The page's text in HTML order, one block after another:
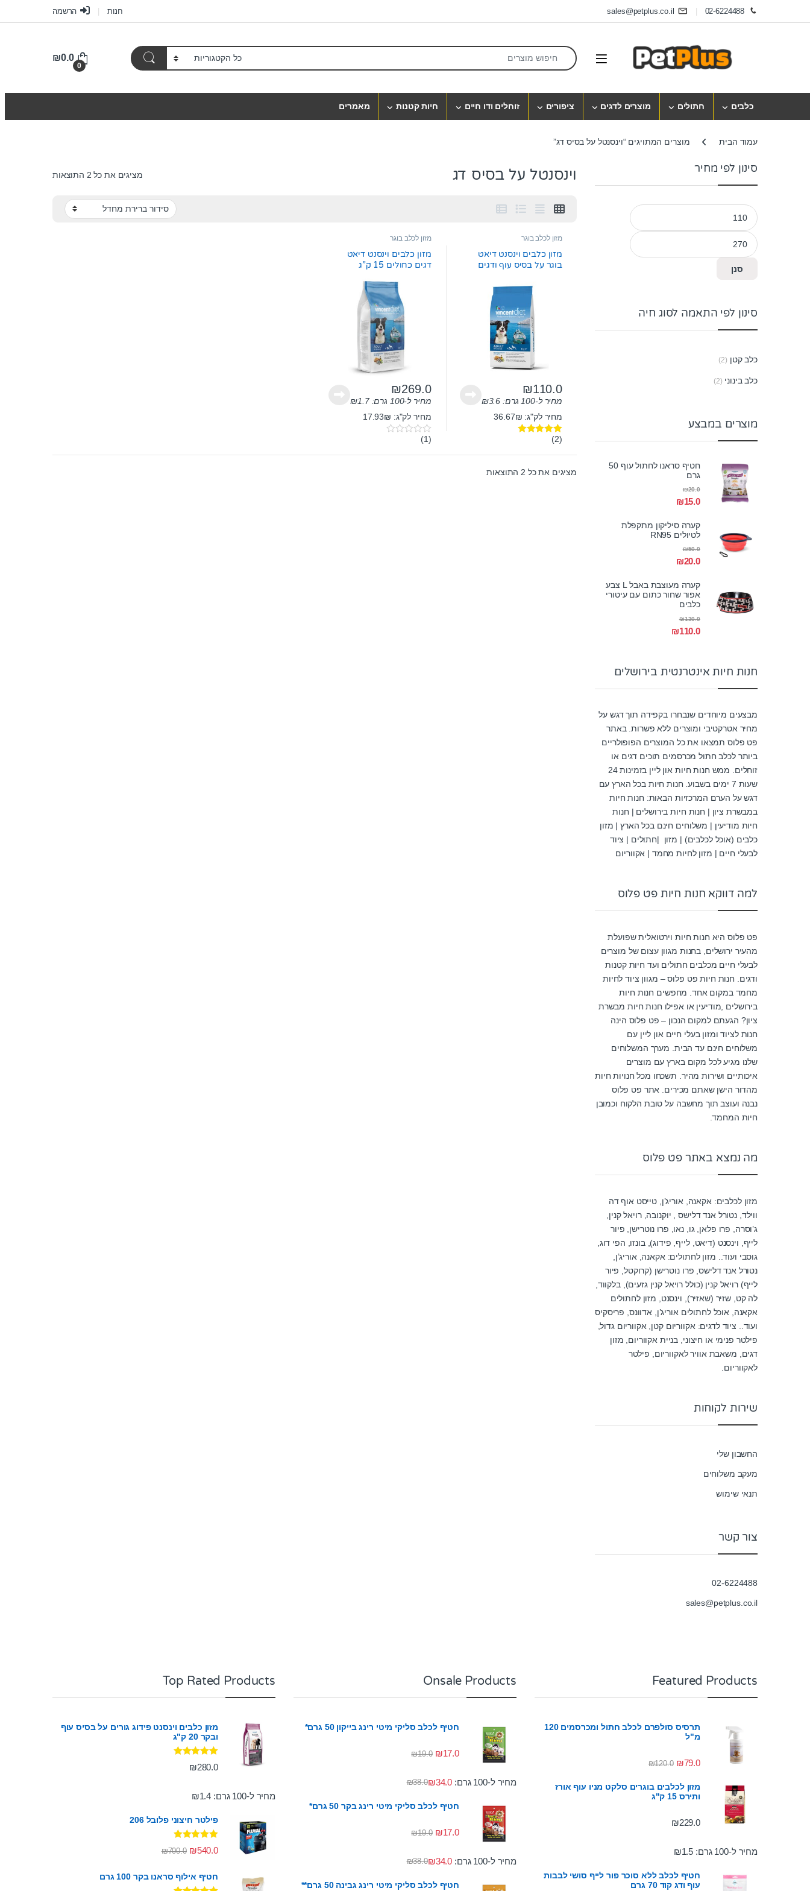
Skip to navigation
02-6224488
sales@petplus.co.il חנות הרשמה
Open
Search for:
0
₪0.0
כלבים חתולים מוצרים לדגים ציפורים זוחלים ודו חיים חיות קטנות מאמרים
עמוד הבית מוצרים המתויגים “וינסנטל על בסיס דג”
וינסנטל על בסיס דג מציגים את כל ⁦2⁩ התוצאות
מזון לכלב בוגר
מזון כלבים וינסנט דיאט
בוגר על בסיס עוף ודגים
₪110.0
מחיר ל-100 גרם: ₪3.6
מחיר לק"ג: 36.67₪
דורג(2)
מזון לכלב בוגר
מזון כלבים וינסנט דיאט
דגים כחולים 15 ק”ג
₪269.0
מחיר ל-100 גרם: ₪1.7
מחיר לק"ג: 17.93₪
0
u
(1)
מציגים את כל ⁦2⁩ התוצאות
סינון לפי מחיר
מחיר מינימלי
מחיר מקסימלי
סנן
סינון לפי התאמה לסוג חיה
כלב קטן (2)
כלב בינוני (2)
מוצרים במבצע
חטיף סראנו לחתול עוף 50
גרם
₪15.0
₪20.0
קערה סיליקון מתקפלת
לטיולים RN95
₪20.0
₪50.0
קערה מעוצבת באבל L צבע
אפור שחור כתום עם עיטורי
כלבים
₪110.0
₪130.0
חנות חיות אינטרנטית בירושלים
מבצעים מיוחדים שנבחרו בקפידה תוך דגש על
מחיר אטרקטיבי ומוצרים ללא פשרות. באתר
פט פלוס תמצאו את כל המוצרים הפופולריים
ביותר לכלב חתול מכרסמים תוכים דגים או
זוחלים. ממש חנות חיות און ליין בזמינות 24
שעות 7 ימים בשבוע. חנות חיות בכל הארץ עם
דגש על הערם המרכזיות הבאות: חנות חיות
במבשרת ציון | חנות חיות בירושלים | חנות
חיות מודיעין | משלוחים חינם בכל הארץ | מזון
כלבים (אוכל לכלבים) | מזון |חתולים | ציוד
לבעלי חיים | מזון לחיות מחמד | אקווריום
למה דווקא חנות חיות פט פלוס
פט פלוס היא חנות חיות וירטואלית שפועלת
מהעיר ירושלים, בחנות מגוון עצום של מוצרים
לבעלי חיים מכלבים חתולים ועד חיות קטנות
ודגים. חנות חיות פט פלוס – מגוון ציוד לחיות
מחמד במקום אחד. מחפשים חנות חיות
בירושלים ,מודיעין או אפילו חנות חיות מבשרת
ציון? הגעתם למקום הנכון – פט פלוס הינה
חנות לציוד ומזון בעלי חיים און ליין עם
משלוחים חינם עד הבית. מערך המשלוחים
שלנו מגיע לכל מקום בארץ עם מוצרים
איכותיים ושירות מהיר. תשכחו מכל חנויות חיות
מהדור הישן שאתם מכירים. אתר פט פלוס
נבנה ועוצב תוך מחשבה על טובת הלקוח וכמובן
חיות המחמד.
מה נמצא באתר פט פלוס
מזון לכלבים: אקאנה, אוריג’ן, טייסט אוף דה
ווילד, נטורל אנד דלישס , יוקנובה, רויאל קנין,
ג’וסרה, פרו פלאן, גו, נאו, פרו נוטרישן, פיור
לייף, וינסנט (דיאט, לייף, פידוג), בונזו, הפי דוג,
גוסבי ועוד.. מזון לחתולים: אקאנה, אוריג’ן,
נטורל אנד דלישס, פרו נוטרישן (קרוקטל, פיור
לייף) רויאל קנין (כולל רויאל קנין גזעים), בלקווד,
לה קט, שזיר (שאזיר), וינסנט, מזון לחתולים
אקאנה, אוכל לחתולים אוריג’ן, אדוונס, פריסקיס
ועוד.. ציוד לדגים: אקווריום קטן, אקווריום גדול,
פילטר פנימי או חיצוני, בניית אקווריום, מזון
דגים, משאבת אוויר לאקווריום, פילטר
לאקווריום.
שירות לקוחות
החשבון שלי
מעקב משלוחים
תנאי שימוש
צור קשר
02-6224488
sales@petplus.co.il
Featured Products
תרסיס סולפרם לכלב חתול ומכרסמים 120
מ"ל
₪79.0
₪120.0
מזון לכלבים בוגרים סלקט מניו עוף אורז
ותירס 15 ק"ג
₪229.0
מחיר ל-100 גרם: ₪1.5
חטיף לכלב ללא סוכר פור לייף סושי לבבות
עוף ודג קוד 70 גרם
Onsale Products
חטיף לכלב סליקי מיטי רינג בייקון 50 גרם*
₪17.0
₪19.0
מחיר ל-100 גרם: ₪38.0₪34.0
חטיף לכלב סליקי מיטי רינג בקר 50 גרם*
₪17.0
₪19.0
מחיר ל-100 גרם: ₪38.0₪34.0
חטיף לכלב סליקי מיטי רינג גבינה 50 גרם**
Top Rated Products
מזון כלבים וינסנט פידוג גורים על בסיס עוף
ובקר 20 ק"ג
דורג5.00
מתוך 5 ₪280.0
מחיר ל-100 גרם: ₪1.4
פילטר חיצוני פלובל 206
דורג 5.00
מתוך 5 ₪540.0
₪700.0
חטיף אילוף סראנו בקר 100 גרם